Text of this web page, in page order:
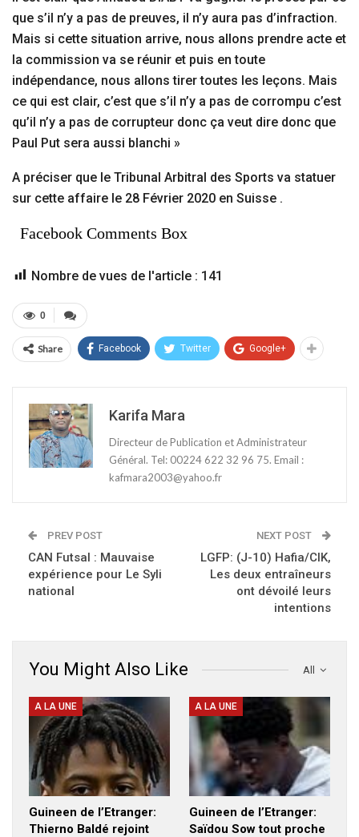
que s’il n’y a pas de preuves, il n’y aura pas d’infraction.
Mais si cette situation arrive, nous allons prendre acte et
la commission va se réunir et puis en toute
indépendance, nous allons tirer toutes les leçons. Mais
ce qui est clair, c’est que s’il n’y a pas de corrompu c’est
qu’il n’y a pas de corrupteur donc ça veut dire donc que
Paul Put sera aussi blanchi »
A préciser que le Tribunal Arbitral des Sports va statuer
sur cette affaire le 28 Février 2020 en Suisse .
Facebook Comments Box
Nombre de vues de l'article : 141
0
Share Facebook Twitter Google+
Karifa Mara
Directeur de Publication et Administrateur
Général. Tel: 00224 622 32 96 75. Email :
kafmara2003@yahoo.fr
PREV POST
CAN Futsal : Mauvaise
expérience pour Le Syli
national
NEXT POST
LGFP: (J-10) Hafia/CIK,
Les deux entraîneurs
ont dévoilé leurs
intentions
All
You Might Also Like
A LA UNE
Guineen de l’Etranger:
Thierno Baldé rejoint
A LA UNE
Guineen de l’Etranger:
Saïdou Sow tout proche